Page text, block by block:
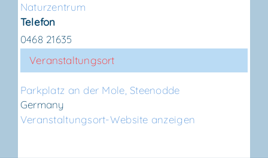
Veranstaltungsort
Park­platz an der Mole, Steenodde
Germany
Veranstaltungsort-Website anzeigen
Natur­zen­trum
Telefon
0468 21635